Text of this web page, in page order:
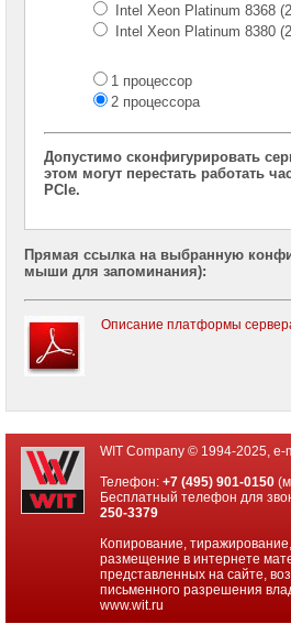
Серверы
Supermicro
CPU
Серверы
Tower
2x
Серверы
ASUS
на
Серверы
Intel
корпус
Intel Xeon Platinum 8368
Intel Xeon Platinum 8380
1 процессор
2 процессора
Допустимо сконфигурировать
этом могут перестать работать
PCIe.
Прямая ссылка на выбранную
мыши для запоминания):
Описание платформы
WIT Company © 1994-2025, e-
Телефон:+7 (495) 901-0150
Бесплатный телефон для
250-3379
Копирование,
размещение в интернете
представленных на сайте,
письменного разрешения
www.wit.ru